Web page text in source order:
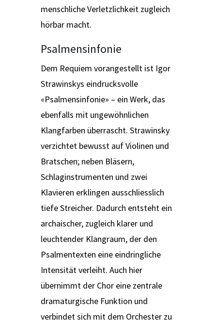
menschliche Verletzlichkeit zugleich
hörbar macht.
Psalmensinfonie
Dem Requiem vorangestellt ist Igor
Strawinskys eindrucksvolle
«Psalmensinfonie» – ein Werk, das
ebenfalls mit ungewöhnlichen
Klangfarben überrascht. Strawinsky
verzichtet bewusst auf Violinen und
Bratschen; neben Bläsern,
Schlaginstrumenten und zwei
Klavieren erklingen ausschliesslich
tiefe Streicher. Dadurch entsteht ein
archaischer, zugleich klarer und
leuchtender Klangraum, der den
Psalmentexten eine eindringliche
Intensität verleiht. Auch hier
übernimmt der Chor eine zentrale
dramaturgische Funktion und
verbindet sich mit dem Orchester zu